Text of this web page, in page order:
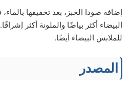
إضافة صودا الخبز، بعد تخفيفها
البيضاء أكثر بياضًا والملونة أكثر
للملابس البيضاء أيضًا.
المصدر